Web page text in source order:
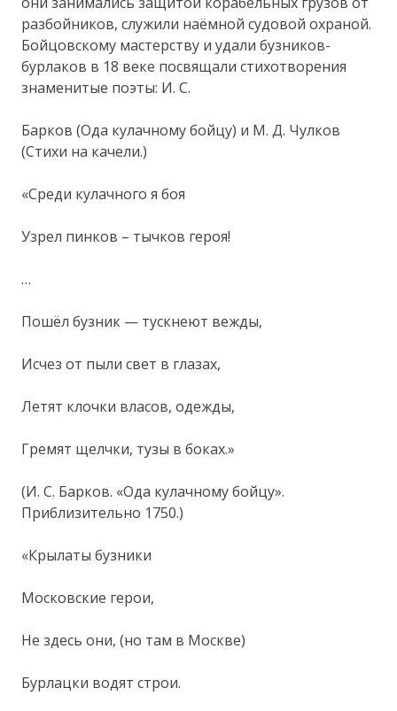
разбойников, служили наёмной судовой охраной.
Бойцовскому мастерству и удали бузников-
бурлаков в 18 веке посвящали стихотворения
знаменитые поэты: И. С.
Барков (Ода кулачному бойцу) и М. Д. Чулков
(Стихи на качели.)
«Среди кулачного я боя
Узрел пинков – тычков героя!
…
Пошёл бузник — тускнеют вежды,
Исчез от пыли свет в глазах,
Летят клочки власов, одежды,
Гремят щелчки, тузы в боках.»
(И. С. Барков. «Ода кулачному бойцу».
Приблизительно 1750.)
«Крылаты бузники
Московские герои,
Не здесь они, (но там в Москве)
Бурлацки водят строи.